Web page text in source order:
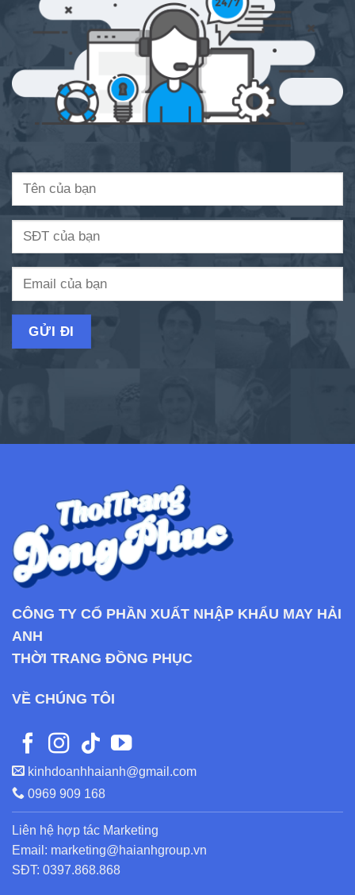
CÔNG TY CỔ PHẦN XUẤT NHẬP KHẨU MAY HẢI
ANH
THỜI TRANG ĐỒNG PHỤC
VỀ CHÚNG TÔI
kinhdoanhhaianh@gmail.com
0969 909 168
Liên hệ hợp tác Marketing
Email: marketing@haianhgroup.vn
SĐT: 0397.868.868